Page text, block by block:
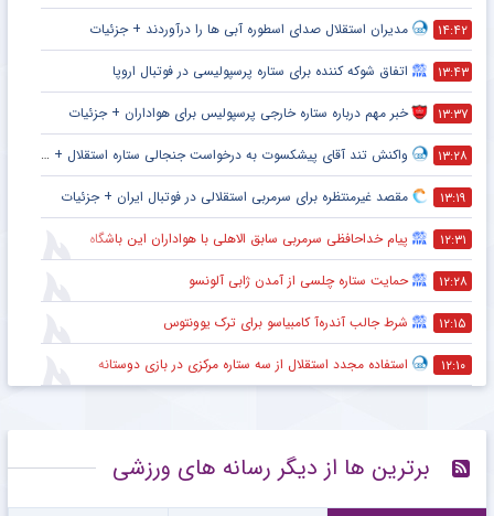
۱۴:۴۲ مدیران استقلال صدای اسطوره آبی ها را درآوردند + جزئیات
۱۳:۴۳ اتفاق شوکه کننده برای ستاره پرسپولیسی در فوتبال اروپا
۱۳:۳۷ خبر مهم درباره ستاره خارجی پرسپولیس برای هواداران + جزئیات
۱۳:۲۸ واکنش تند آقای پیشکسوت به درخواست جنجالی ستاره استقلال + جزئیات
۱۳:۱۹ مقصد غیرمنتظره برای سرمربی استقلالی در فوتبال ایران + جزئیات
۱۲:۳۱ پیام خداحافظی سرمربی سابق الاهلی با هواداران این باشگاه
۱۲:۲۸ حمایت ستاره چلسی از آمدن ژابی آلونسو
۱۲:۱۵ شرط جالب آندره‌آ کامبیاسو برای ترک یوونتوس
۱۲:۱۰ استفاده مجدد استقلال از سه ستاره مرکزی در بازی دوستانه
برترین ها از دیگر رسانه های ورزشی